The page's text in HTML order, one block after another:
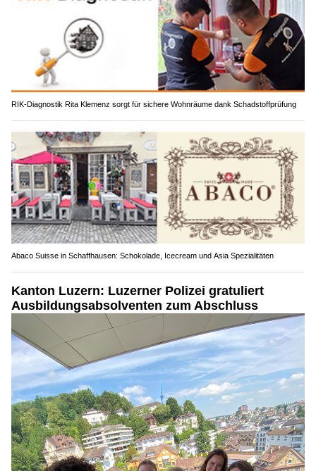
RIK-Diagnostik Rita Klemenz sorgt für sichere Wohnräume dank Schadstoffprüfung
Abaco Suisse in Schaffhausen: Schokolade, Icecream und Asia Spezialitäten
Kanton Luzern: Luzerner Polizei gratuliert
Ausbildungsabsolventen zum Abschluss